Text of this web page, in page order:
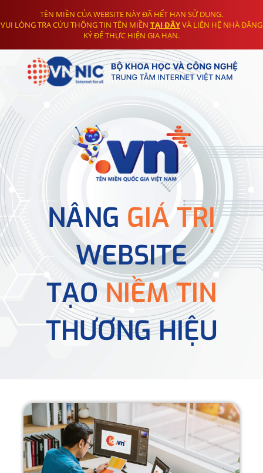
TÊN MIỀN CỦA WEBSITE NÀY ĐÃ HẾT HẠN SỬ DỤNG.
VUI LÒNG TRA CỨU THÔNG TIN TÊN MIỀN TẠI ĐÂYVÀ LIÊN HỆ NHÀ ĐĂNG
KÝ ĐỂ THỰC HIỆN GIA HẠN.
NÂNG GIÁ TRỊ
WEBSITE
TẠONIỀM TIN
THƯƠNG HIỆU